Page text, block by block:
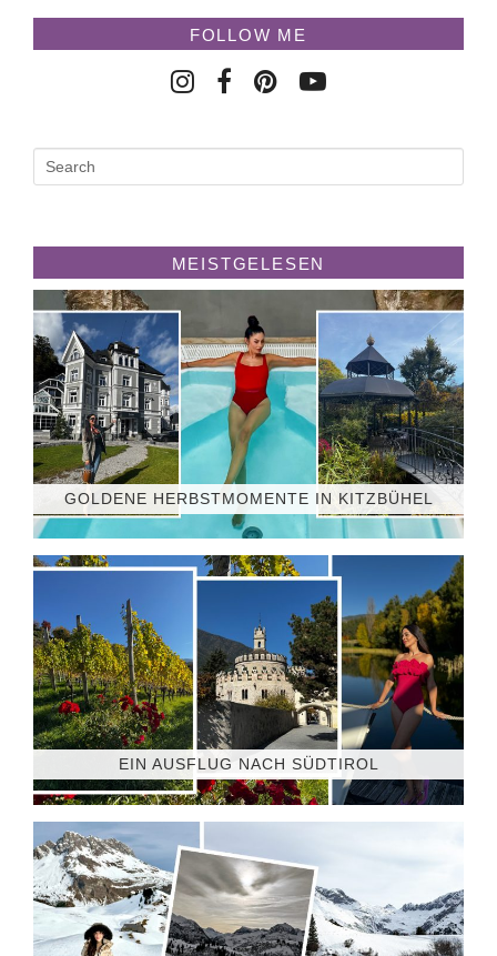
FOLLOW ME
MEISTGELESEN
GOLDENE HERBSTMOMENTE IN KITZBÜHEL
EIN AUSFLUG NACH SÜDTIROL